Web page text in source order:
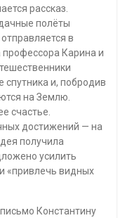
рассказ.
полёты
в
профессора Карина и
спутника и, побродив
на Землю.
счастье.
достижений — на
получила
усилить
«привлечь видных
Константину